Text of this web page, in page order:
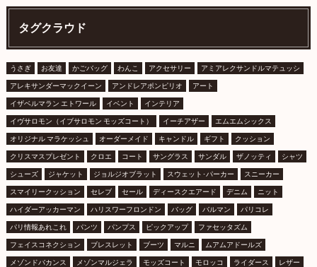
タグクラウド
うさぎ お友達 かごバッグ わんこ アクセサリー アミアレクサンドルマテュッシ
アレキサンダーマックイーン アンドレアポンピリオ アート
イザベルマラン エトワール イベント インテリア
イヴサロモン（イブサロモン モッズコート） イーチアザー エムエムシックス
オリジナル マラケッシュ オーダーメイド キャンドル ギフト クッション
クリスマスプレゼント クロエ コート サングラス サンダル ザノッティ シャツ
シューズ ジャケット ジョルジオブラット スウェット･パーカー スニーカー
スマイリークッション セレブ セール ディースクエアード デニム ニット
ハイダーアッカーマン ハリスワーフロンドン バッグ バルマン パリコレ
パリ情報あれこれ パンツ パンプス ピックアップ ファセッタズム
フェイスコネクション ブレスレット ブーツ マルニ ムアムアドールズ
メゾンドバカンス メゾンマルジェラ モッズコート モロッコ ライダース レザー